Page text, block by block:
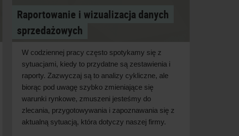
Raportowanie i wizualizacja danych
sprzedażowych
W codziennej pracy często spotykamy się z
sytuacjami, kiedy to przydatne są zestawienia i
raporty. Zazwyczaj są to analizy cykliczne, ale
biorąc pod uwagę szybko zmieniające się
warunki rynkowe, zmuszeni jesteśmy do
zlecania, przygotowywania i zapoznawania się z
aktualną sytuacją, która dotyczy naszej firmy.